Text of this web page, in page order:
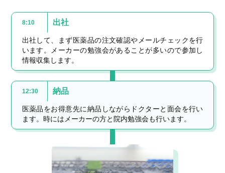
8:10 出社
出社して、まず医薬品の注文確認やメールチェックを行
います。メーカーの勉強会があることが多いので参加し
情報収集します。
12:30 納品
医薬品をお得意先に納品しながらドクターと面会を行い
ます。時にはメーカーの方と院内勉強会も行います。